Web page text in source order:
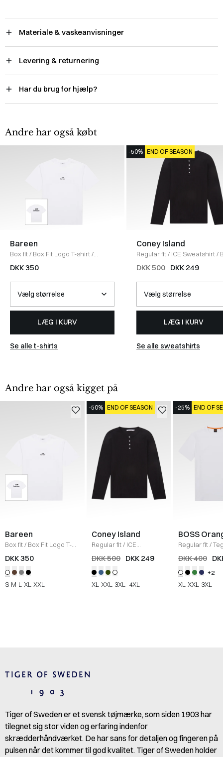
Materiale & vaskeanvisninger
Levering & returnering
Har du brug for hjælp?
Andre har også købt
Bareen
Box fit/ Box Fit Logo T-shirt/
WHITE
DKK 350
LÆG I KURV
Se alle t-shirts
-50% END OF SEASON
Coney Island
Regular fit/ ICE Sweatshirt/
DKK 500 DKK 249
LÆG I KURV
Se alle sweatshirts
Andre har også kigget på
Bareen
Box fit/ Box Fit Logo T-
shirt /WHITE
DKK 350
S M L XL XXL
-50% END OF SEASON
Coney Island
Regular fit/ ICE
Sweatshirt
/BLACK
DKK 500 DKK 249
XL XXL 3XL 4XL
-25% END OF
BOSS
Regular fit/
Shirt
HVID
DKK 400
+2
XL XXL 3XL
Tiger of Sweden er et svensk tøjmærke, som siden 1903 har
tilegnet sig stor viden og erfaring indenfor
skrædderhåndværket. De har sans for detaljen og fingeren på
pulsen når det kommer til god kvalitet. Tiger of Sweden holder